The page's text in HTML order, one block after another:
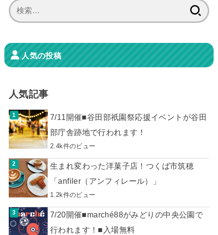
索:
人気の投稿
人気記事
7/11開催■谷田部祇園祭応援イベントが谷田
部庁舎跡地で行われます！
2.4k件のビュー
生まれ変わった洋菓子店！つくば市筑穂
「anfiler（アンフィレール）」
1.2k件のビュー
7/20開催■marché88がみどりの中央公園で
行われます！■入場無料